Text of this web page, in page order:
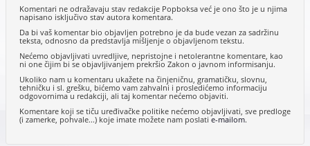
Komentari ne odražavaju stav redakcije Popboksa već je ono što je u njima
napisano isključivo stav autora komentara.
Da bi vaš komentar bio objavljen potrebno je da bude vezan za sadržinu
teksta, odnosno da predstavlja mišljenje o objavljenom tekstu.
Nećemo objavljivati uvredljive, nepristojne i netolerantne komentare, kao
ni one čijim bi se objavljivanjem prekršio Zakon o javnom informisanju.
Ukoliko nam u komentaru ukažete na činjeničnu, gramatičku, slovnu,
tehničku i sl. grešku, bićemo vam zahvalni i prosledićemo informaciju
odgovornima u redakciji, ali taj komentar nećemo objaviti.
Komentare koji se tiču uređivačke politike nećemo objavljivati, sve predloge
(i zamerke, pohvale...) koje imate možete nam poslatie-mailom.